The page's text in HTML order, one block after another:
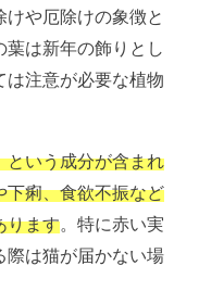
けや厄除けの象徴と
葉は新年の飾りとし
は注意が必要な植物
という成分が含まれ
下痢、食欲不振など
ります。特に赤い実
際は猫が届かない場